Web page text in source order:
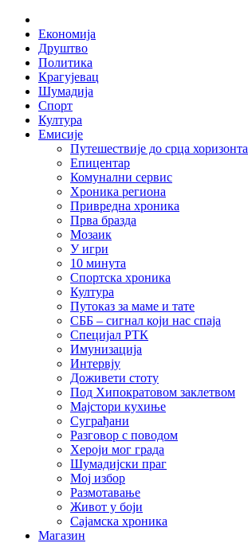
Skip
content
Економија
Друштво
Политика
Крагујевац
Шумадија
Спорт
Култура
Емисије
Путешествије до срца хоризонта
Епицентар
Комунални сервис
Хроника региона
Привредна хроника
Прва бразда
Мозаик
У игри
10 минута
Спортска хроника
Култура
Путоказ за маме и тате
СББ – сигнал који нас спаја
Специјал РТК
Имунизација
Интервју
Доживети стоту
Под Хипократовом заклетвом
Мајстори кухиње
Суграђани
Разговор с поводом
Хероји мог града
Шумадијски праг
Мој избор
Размотавање
Живот у боји
Сајамска хроника
Магазин